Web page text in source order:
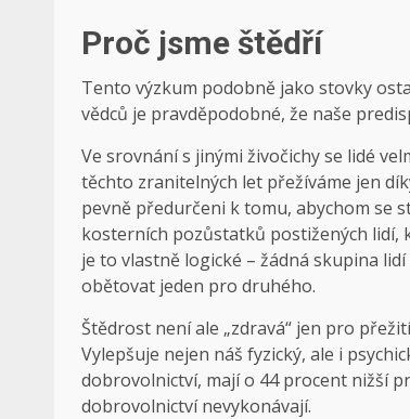
Proč jsme štědří
Tento výzkum podobně jako stovky
vědců je pravděpodobné, že naše
Ve srovnání s jinými živočichy se lidé
těchto zranitelných let přežíváme jen
pevně předurčeni k tomu, abychom se
kosterních pozůstatků postižených lidí,
je to vlastně logické – žádná skupina
obětovat jeden pro druhého.
Štědrost není ale „zdravá“ jen pro
Vylepšuje nejen náš fyzický, ale i
dobrovolnictví, mají o 44 procent nižší
dobrovolnictví nevykonávají.